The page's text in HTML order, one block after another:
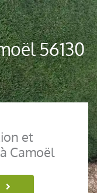
56130
et
Camoël